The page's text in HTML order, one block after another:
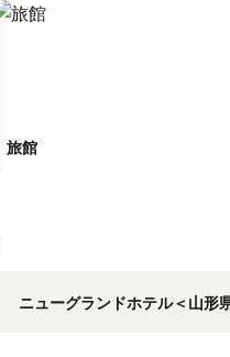
旅館
ニューグランドホテル＜山形県新庄